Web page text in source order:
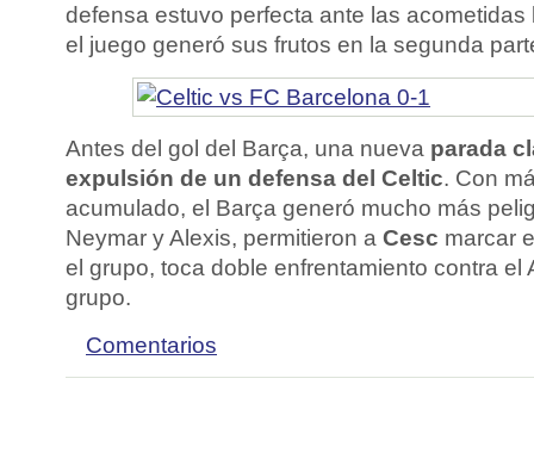
defensa estuvo perfecta ante las
el juego generó sus frutos en la segunda
Antes del gol del Barça, una nueva parada
expulsión de un defensa del Celtic. Con
acumulado, el Barça generó mucho más
Neymar y Alexis, permitieron a Cesc marcar
el grupo, toca doble enfrentamiento contra el
grupo.
Comentarios